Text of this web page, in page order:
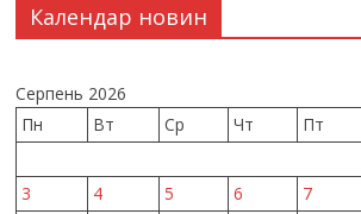
Календар новин
Серпень 2026
Пн
Вт Ср Чт Пт
3
4 5 6 7